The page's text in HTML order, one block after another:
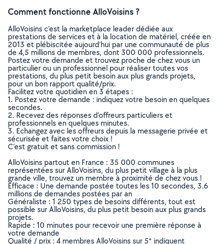
Comment fonctionne AlloVoisins ?
AlloVoisins c’est la marketplace leader dédiée aux
prestations de services et à la location de matériel, créée en
2013 et plébiscitée aujourd’hui par une communauté de plus
de 4,5 millions de membres, dont 300 000 professionnels.
Postez votre demande et trouvez proche de chez vous un
particulier ou un professionnel pour réaliser toutes vos
prestations, du plus petit besoin aux plus grands projets,
pour un bon rapport qualité/prix.
Facilitez votre quotidien en 3 étapes :
1. Postez votre demande : indiquez votre besoin en quelques
secondes.
2. Recevez des réponses d’offreurs particuliers et
professionnels en quelques minutes.
3. Echangez avec les offreurs depuis la messagerie privée et
sécurisée et faites votre choix !
C’est gratuit et sans commission !
AlloVoisins partout en France : 35 000 communes
représentées sur AlloVoisins, du plus petit village à la plus
grande ville, trouvez un membre à proximité de chez vous !
Efficace : Une demande postée toutes les 10 secondes, 3.6
millions de demandes postées par an
Généraliste : 1 250 types de besoins différents, tout est
possible sur AlloVoisins, du plus petit besoin aux plus grands
projets.
Rapide : 10 minutes pour recevoir une première réponse à
votre demande
Qualité / prix : 4 membres AlloVoisins sur 5* indiquent